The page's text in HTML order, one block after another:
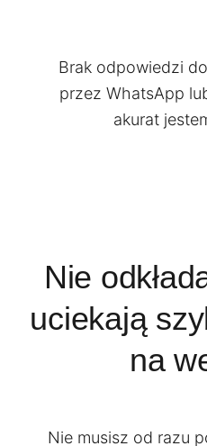
Brak odpowiedzi
przez WhatsApp
akurat
Nie
uciekają
na
Nie musisz od razu